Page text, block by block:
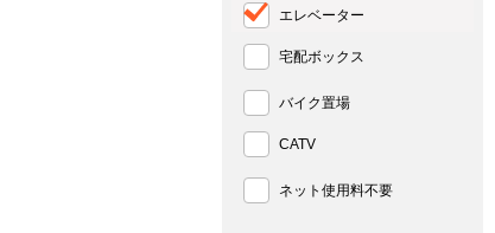
エレベーター
宅配ボックス
バイク置場
CATV
ネット使用料不要